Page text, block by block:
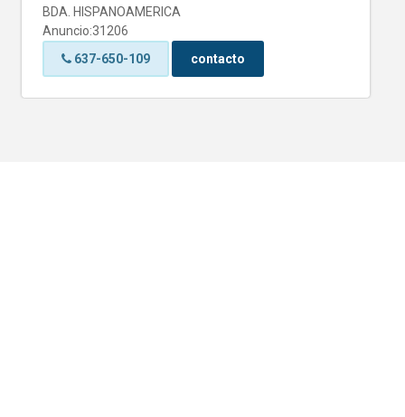
BDA. HISPANOAMERICA
Anuncio:31206
637-650-109
contacto